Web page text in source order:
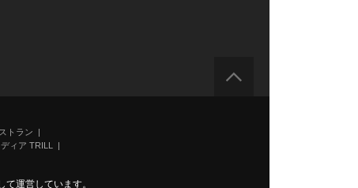
トラン
ィア TRILL
運営しています。